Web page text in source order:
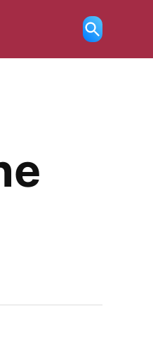
Ricerca
aperta